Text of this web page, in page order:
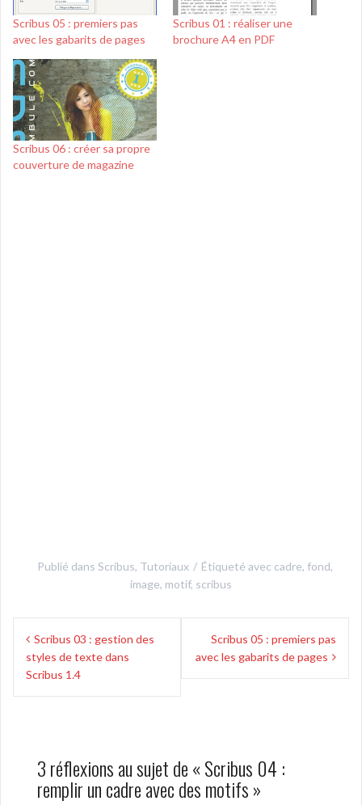
Scribus 05 : premiers pas
avec les gabarits de pages
Scribus 01 : réaliser une
brochure A4 en PDF
Scribus 06 : créer sa propre
couverture de magazine
Publié dans Scribus, Tutoriaux Étiqueté avec cadre, fond,
image, motif, scribus
Navigation
de
l’article
Scribus 03 : gestion des
styles de texte dans
Scribus 1.4
Scribus 05 : premiers pas
avec les gabarits de pages
3 réflexions au sujet de «Scribus 04 :
remplir un cadre avec des motifs»